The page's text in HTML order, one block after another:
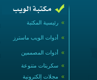
» رئيسية المكتبة
» أدوات الويب ماسترز
» أدوات المصممين
» سكربتات متنوعة
» مجلات إلكترونية